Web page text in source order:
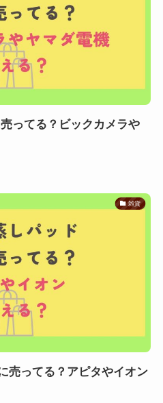
ってる？ビックカメラや
雑貨
売ってる？アピタやイオン